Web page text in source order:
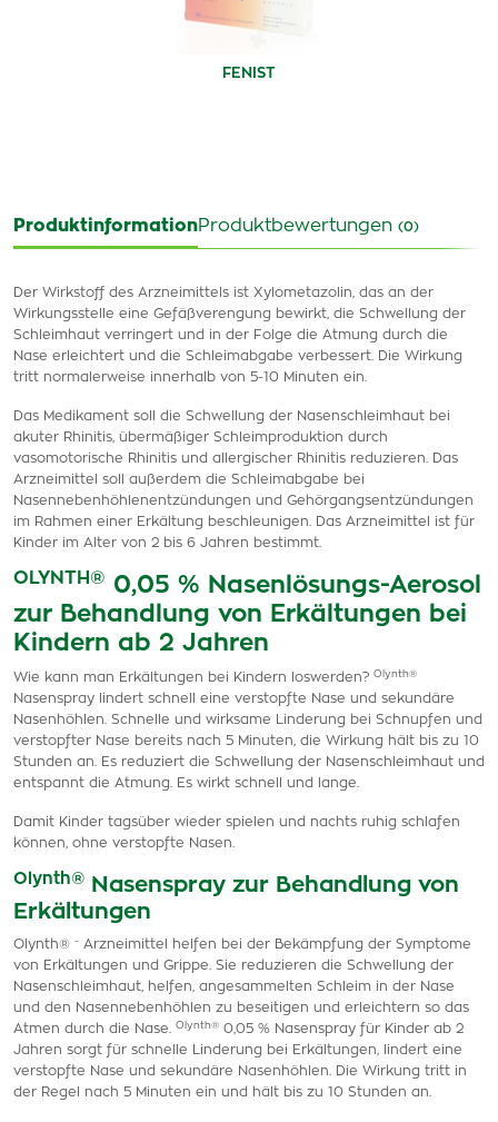
FENIST
ProduktinformationProduktbewertungen (0)
Der Wirkstoff des Arzneimittels ist Xylometazolin, das an der
Wirkungsstelle eine Gefäßverengung bewirkt, die Schwellung der
Schleimhaut verringert und in der Folge die Atmung durch die
Nase erleichtert und die Schleimabgabe verbessert. Die Wirkung
tritt normalerweise innerhalb von 5-10 Minuten ein.
Das Medikament soll die Schwellung der Nasenschleimhaut bei
akuter Rhinitis, übermäßiger Schleimproduktion durch
vasomotorische Rhinitis und allergischer Rhinitis reduzieren. Das
Arzneimittel soll außerdem die Schleimabgabe bei
Nasennebenhöhlenentzündungen und Gehörgangsentzündungen
im Rahmen einer Erkältung beschleunigen. Das Arzneimittel ist für
Kinder im Alter von 2 bis 6 Jahren bestimmt.
OLYNTH® 0,05 % Nasenlösungs-Aerosol
zur Behandlung von Erkältungen bei
Kindern ab 2 Jahren
Wie kann man Erkältungen bei Kindern loswerden? Olynth®
Nasenspray lindert schnell eine verstopfte Nase und sekundäre
Nasenhöhlen. Schnelle und wirksame Linderung bei Schnupfen und
verstopfter Nase bereits nach 5 Minuten, die Wirkung hält bis zu 10
Stunden an. Es reduziert die Schwellung der Nasenschleimhaut und
entspannt die Atmung. Es wirkt schnell und lange.
Damit Kinder tagsüber wieder spielen und nachts ruhig schlafen
können, ohne verstopfte Nasen.
Olynth®
Nasenspray zur Behandlung von
Erkältungen
Olynth® - Arzneimittel helfen bei der Bekämpfung der Symptome
von Erkältungen und Grippe. Sie reduzieren die Schwellung der
Nasenschleimhaut, helfen, angesammelten Schleim in der Nase
und den Nasennebenhöhlen zu beseitigen und erleichtern so das
Atmen durch die Nase.
Olynth® 0,05 % Nasenspray für Kinder ab 2
Jahren sorgt für schnelle Linderung bei Erkältungen, lindert eine
verstopfte Nase und sekundäre Nasenhöhlen. Die Wirkung tritt in
der Regel nach 5 Minuten ein und hält bis zu 10 Stunden an.